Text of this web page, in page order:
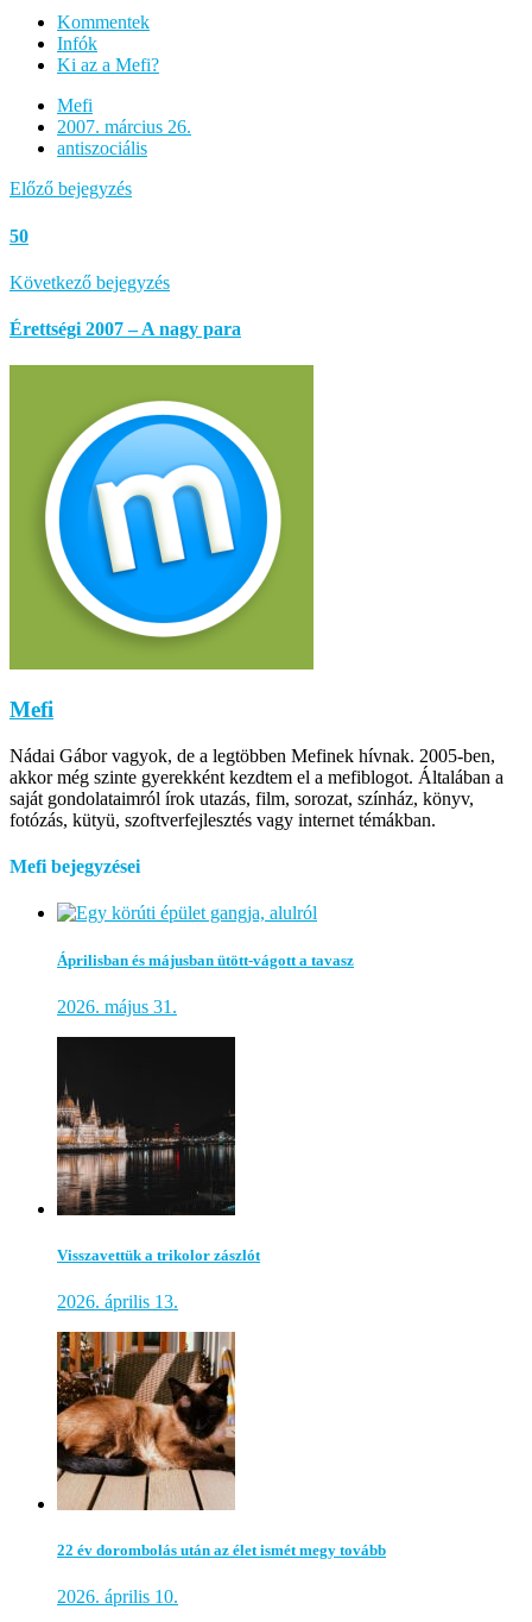
Kommentek
Infók
Ki az a Mefi?
Mefi
2007. március 26.
antiszociális
Előző bejegyzés
50
Következő bejegyzés
Érettségi 2007 – A nagy para
Mefi
Nádai Gábor vagyok, de a legtöbben Mefinek hívnak. 2005-ben,
akkor még szinte gyerekként kezdtem el a mefiblogot. Általában a
saját gondolataimról írok utazás, film, sorozat, színház, könyv,
fotózás, kütyü, szoftverfejlesztés vagy internet témákban.
Mefi bejegyzései
Áprilisban és májusban ütött-vágott a tavasz
2026. május 31.
Visszavettük a trikolor zászlót
2026. április 13.
22 év dorombolás után az élet ismét megy tovább
2026. április 10.